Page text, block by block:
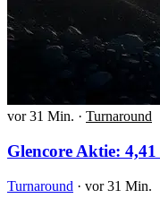
vor 31 Min. · Turnaround
Glencore Aktie:
Turnaround · vor 31 Min.